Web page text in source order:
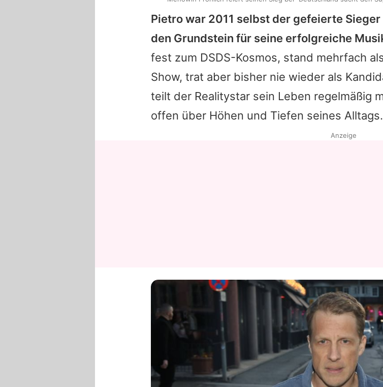
Pietrowar 2011 selbst der gefeierte Sieger
den Grundstein für seine erfolgreiche
fest zum DSDS-Kosmos, stand mehrfach
Show, trat aber bisher nie wieder als
teilt der Realitystar sein Leben regelmäßig
offen über Höhen und Tiefen seines Alltags.
Anzeige